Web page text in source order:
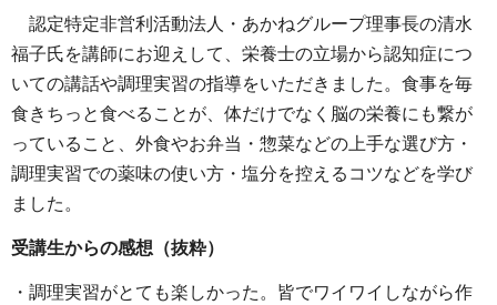
認定特定非営利活動法人・あかねグループ理事長の清水
福子氏を講師にお迎えして、栄養士の立場から認知症につ
いての講話や調理実習の指導をいただきました。食事を毎
食きちっと食べることが、体だけでなく脳の栄養にも繋が
っていること、外食やお弁当・惣菜などの上手な選び方・
調理実習での薬味の使い方・塩分を控えるコツなどを学び
ました。
受講生からの感想（抜粋）
・調理実習がとても楽しかった。皆でワイワイしながら作